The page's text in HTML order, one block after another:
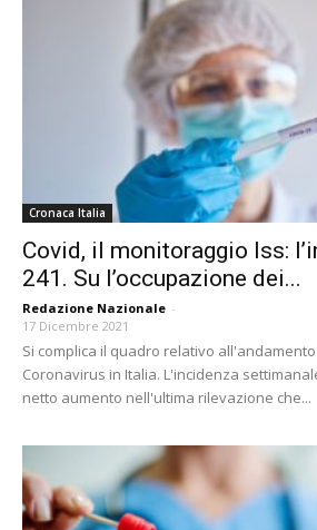
Cronaca Italia
Covid, il monitoraggio Iss:
241. Su l’occupazione dei...
Redazione Nazionale -
17 Dicembre 2021
Si complica il quadro relativo
Coronavirus in Italia. L'incidenza
netto aumento nell'ultima rilevazione che...